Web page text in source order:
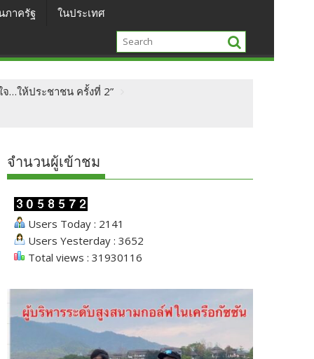
ภาครัฐ ในประเทศ
…ให้ประชาชน ครั้งที่ 2”
จำนวนผู้เข้าชม
Users Today : 2141
Users Yesterday : 3652
Total views : 31930116